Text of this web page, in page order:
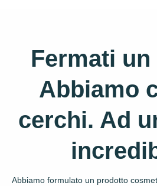
Fermati
Abbiamo
cerchi. Ad
Abbiamo formulato un prodotto